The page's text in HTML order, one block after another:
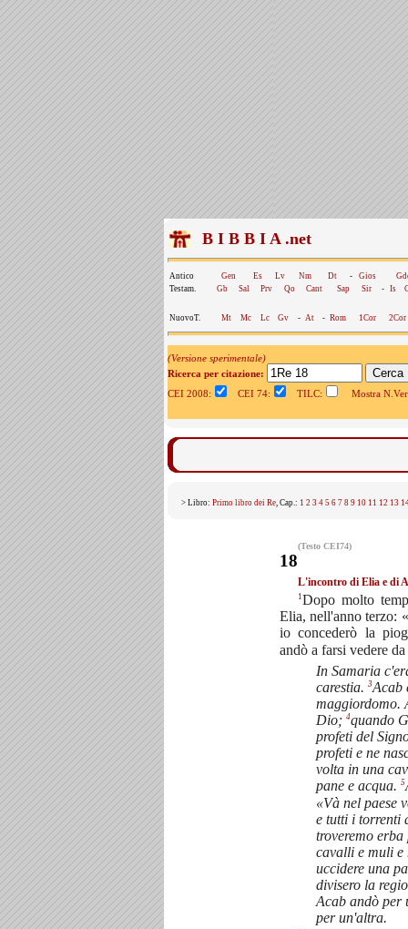
B I B B I A .net
Antico Gen Es Lv Nm Dt - Gios
Testam.
Gb Sal Prv Qo Cant Sap Sir - Is
NuovoT. Mt Mc Lc Gv - At - Rom 1Cor 2Cor
(Versione sperimentale)
Ricerca per citazione:
CEI 2008:
CEI 74: TILC: Mostra
> Libro: Primo libro dei Re, Cap.: 1 2 3 4 5 6 7 8 9 10 11 12 13
(Testo CEI74)
18
L'incontro di Elia e di
1Dopo molto
Elia, nell'anno terzo:
io concederò la
andò a farsi vedere
In Samaria
carestia. 3Acab
maggiordomo.
Dio; 4quando
profeti del
profeti e ne
volta in una
pane e acqua. 5
«Và nel paese
e tutti i torrenti
troveremo
cavalli e muli e
uccidere una
divisero la
Acab andò per
per un'altra.